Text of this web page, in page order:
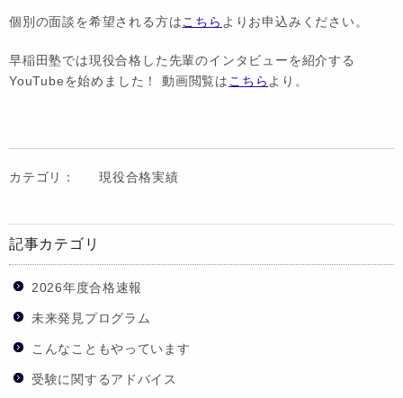
個別の面談を希望される方はこちら よりお申込みください。
早稲田塾では現役合格した先輩のインタビューを紹介する
YouTubeを始めました！ 動画閲覧は こちら より。
カテゴリ： 現役合格実績
記事カテゴリ
2026年度合格速報
未来発見プログラム
こんなこともやっています
受験に関するアドバイス